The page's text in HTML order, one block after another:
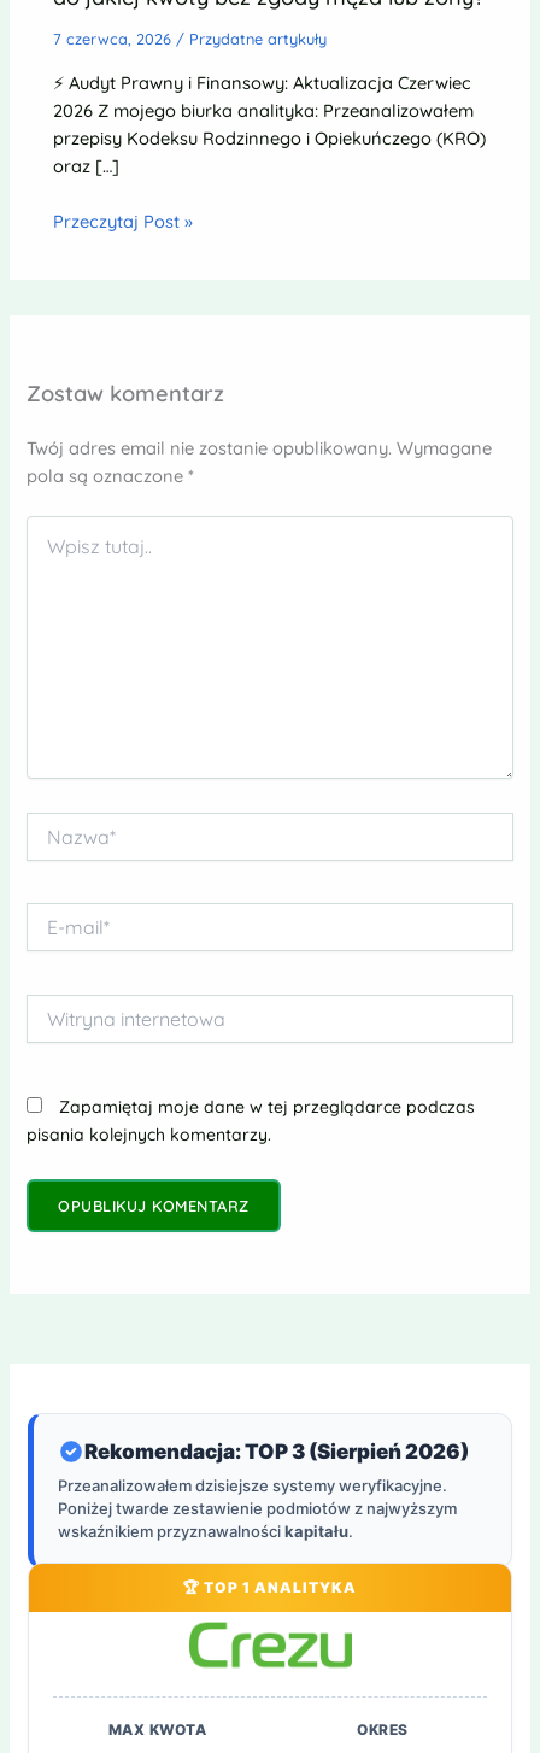
7 czerwca, 2026 / Przydatne artykuły
⚡ Audyt Prawny i Finansowy: Aktualizacja Czerwiec
2026 Z mojego biurka analityka: Przeanalizowałem
przepisy Kodeksu Rodzinnego i Opiekuńczego (KRO)
oraz […]
Przeczytaj Post »
Zostaw komentarz
Twój adres email nie zostanie opublikowany. Wymagane
pola są oznaczone*
Wpisz
tutaj..
mail*
internetowa
Zapamiętaj moje dane w tej przeglądarce podczas
pisania kolejnych komentarzy.
Rekomendacja: TOP 3 (Sierpień 2026)
Przeanalizowałem dzisiejsze systemy weryfikacyjne.
Poniżej twarde zestawienie podmiotów z najwyższym
wskaźnikiem przyznawalnościkapitału.
🏆 TOP 1 ANALITYKA
MAX KWOTA OKRES